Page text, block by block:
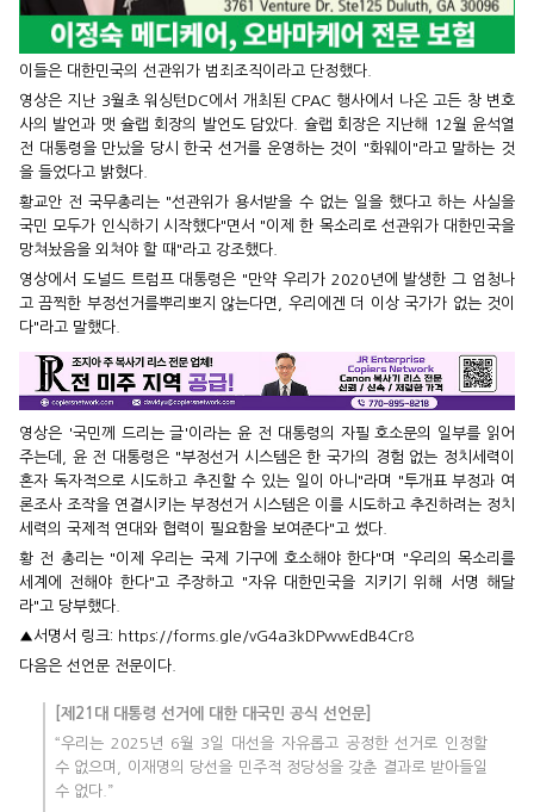
이들은 대한민국의 선관위가 범죄조직이라고 단정했다.
영상은 지난 3월초 워싱턴DC에서 개최된 CPAC 행사에서 나온 고든 창 변호
사의 발언과 맷 슐랩 회장의 발언도 담았다. 슐랩 회장은 지난해 12월 윤석열
전 대통령을 만났을 당시 한국 선거를 운영하는 것이 "화웨이"라고 말하는 것
을 들었다고 밝혔다.
황교안 전 국무총리는 "선관위가 용서받을 수 없는 일을 했다고 하는 사실을
국민 모두가 인식하기 시작했다"면서 "이제 한 목소리로 선관위가 대한민국을
망쳐놨음을 외쳐야 할 때"라고 강조했다.
영상에서 도널드 트럼프 대통령은 "만약 우리가 2020년에 발생한 그 엄청나
고 끔찍한 부정선거를뿌리뽀지 않는다면, 우리에겐 더 이상 국가가 없는 것이
다"라고 말했다.
영상은 '국민께 드리는 글'이라는 윤 전 대통령의 자필 호소문의 일부를 읽어
주는데, 윤 전 대통령은 "부정선거 시스템은 한 국가의 경험 없는 정치세력이
혼자 독자적으로 시도하고 추진할 수 있는 일이 아니"라며 "투개표 부정과 여
론조사 조작을 연결시키는 부정선거 시스템은 이를 시도하고 추진하려는 정치
세력의 국제적 연대와 협력이 필요함을 보여준다"고 썼다.
황 전 총리는 "이제 우리는 국제 기구에 호소해야 한다"며 "우리의 목소리를
세계에 전해야 한다"고 주장하고 "자유 대한민국을 지키기 위해 서명 해달
라"고 당부했다.
▲서명서 링크: https://forms.gle/vG4a3kDPwwEdB4Cr8
다음은 선언문 전문이다.
[제21대 대통령 선거에 대한 대국민 공식 선언문]
“우리는 2025년 6월 3일 대선을 자유롭고 공정한 선거로 인정할
수 없으며, 이재명의 당선을 민주적 정당성을 갖춘 결과로 받아들일
수 없다.”